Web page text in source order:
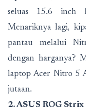
seluas 15.6 inch
Menariknya lagi,
pantau melalui
dengan harganya?
laptop Acer Nitro 5
jutaan.